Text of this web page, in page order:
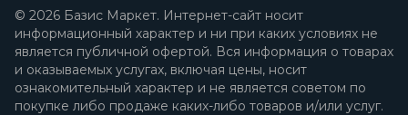
© 2026 Базис Маркет. Интернет-сайт носит
информационный характер и ни при каких условиях не
является публичной офертой. Вся информация о товарах
и оказываемых услугах, включая цены, носит
ознакомительный характер и не является советом по
покупке либо продаже каких-либо товаров и/или услуг.